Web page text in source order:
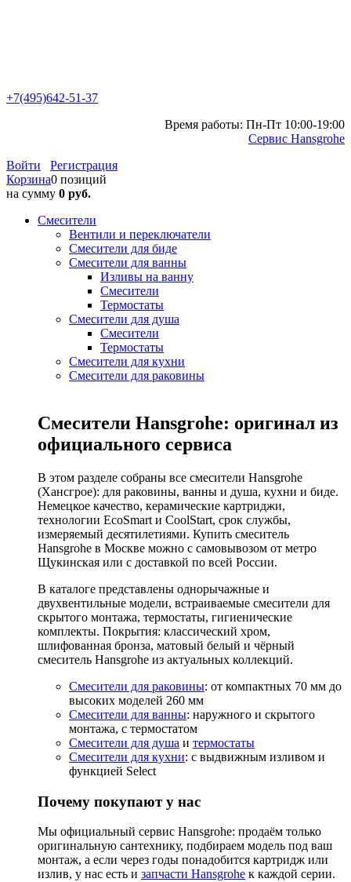
+7(495)642-51-37
Время работы: Пн-Пт 10:00-19:00
Сервис Hansgrohe
Войти
Регистрация
Корзина0 позиций
на сумму 0 руб.
Смесители
Вентили и переключатели
Смесители для биде
Смесители для ванны
Изливы на ванну
Смесители
Термостаты
Смесители для душа
Смесители
Термостаты
Смесители для кухни
Смесители для раковины
Смесители Hansgrohe: оригинал из
официального сервиса
В этом разделе собраны все смесители Hansgrohe
(Хансгрое): для раковины, ванны и душа, кухни и биде.
Немецкое качество, керамические картриджи,
технологии EcoSmart и CoolStart, срок службы,
измеряемый десятилетиями. Купить смеситель
Hansgrohe в Москве можно с самовывозом от метро
Щукинская или с доставкой по всей России.
В каталоге представлены однорычажные и
двухвентильные модели, встраиваемые смесители для
скрытого монтажа, термостаты, гигиенические
комплекты. Покрытия: классический хром,
шлифованная бронза, матовый белый и чёрный
смеситель Hansgrohe из актуальных коллекций.
Смесители для раковины: от компактных 70 мм до
высоких моделей 260 мм
Смесители для ванны: наружного и скрытого
монтажа, с термостатом
Смесители для душа и термостаты
Смесители для кухни: с выдвижным изливом и
функцией Select
Почему покупают у нас
Мы официальный сервис Hansgrohe: продаём только
оригинальную сантехнику, подбираем модель под ваш
монтаж, а если через годы понадобится картридж или
излив, у нас есть и запчасти Hansgrohe к каждой серии.